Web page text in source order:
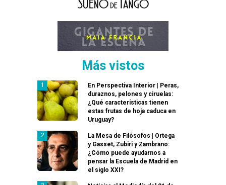
Más vistos
En Perspectiva Interior | Peras,
duraznos, pelones y ciruelas:
¿Qué características tienen
estas frutas de hoja caduca en
Uruguay?
La Mesa de Filósofos | Ortega
y Gasset, Zubiri y Zambrano:
¿Cómo puede ayudarnos a
pensar la Escuela de Madrid en
el siglo XXI?